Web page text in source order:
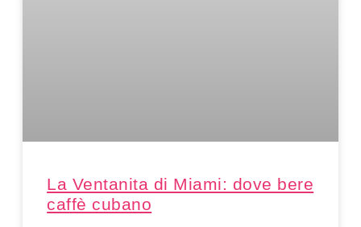
La Ventanita di Miami: dove bere
caffè cubano